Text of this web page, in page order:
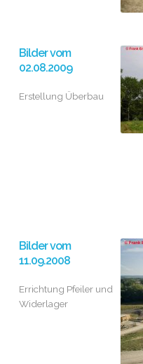
Bilder vom
02.08.2009
Erstellung Überbau
Bilder vom
11.09.2008
Errichtung Pfeiler und
Widerlager